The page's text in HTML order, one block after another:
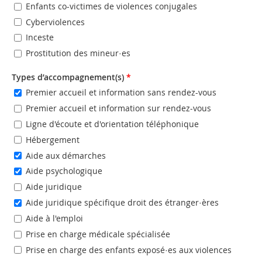
Enfants co-victimes de violences conjugales
Cyberviolences
Inceste
Prostitution des mineur·es
Types d’accompagnement(s) *
Premier accueil et information sans rendez-vous
Premier accueil et information sur rendez-vous
Ligne d'écoute et d'orientation téléphonique
Hébergement
Aide aux démarches
Aide psychologique
Aide juridique
Aide juridique spécifique droit des étranger·ères
Aide à l'emploi
Prise en charge médicale spécialisée
Prise en charge des enfants exposé·es aux violences